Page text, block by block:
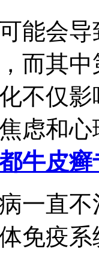
能会
而其
不仅
虑和
牛皮
一直
免疫